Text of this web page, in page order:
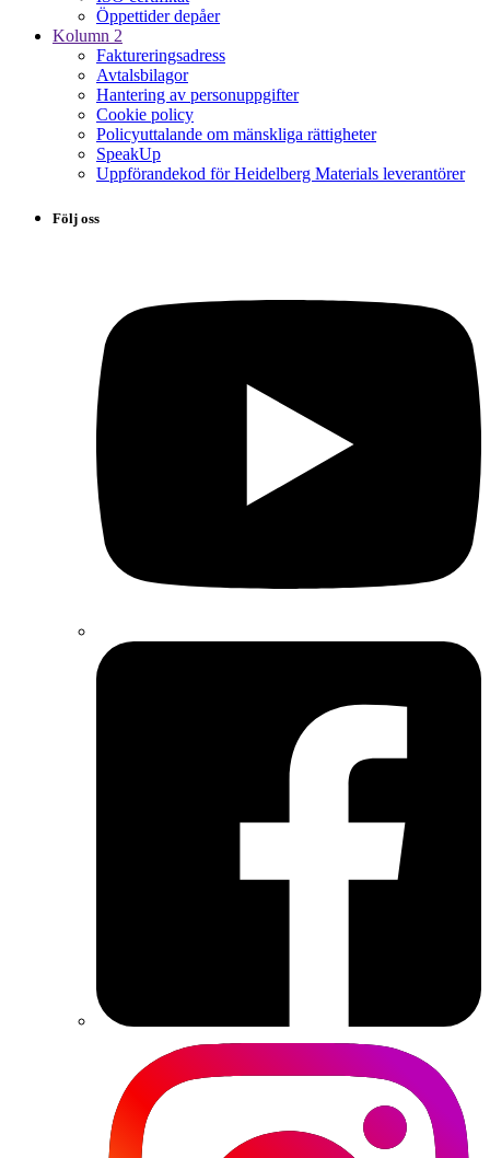
Öppettider depåer
Kolumn 2
Faktureringsadress
Avtalsbilagor
Hantering av personuppgifter
Cookie policy
Policyuttalande om mänskliga rättigheter
SpeakUp
Uppförandekod för Heidelberg Materials leverantörer
Följ oss